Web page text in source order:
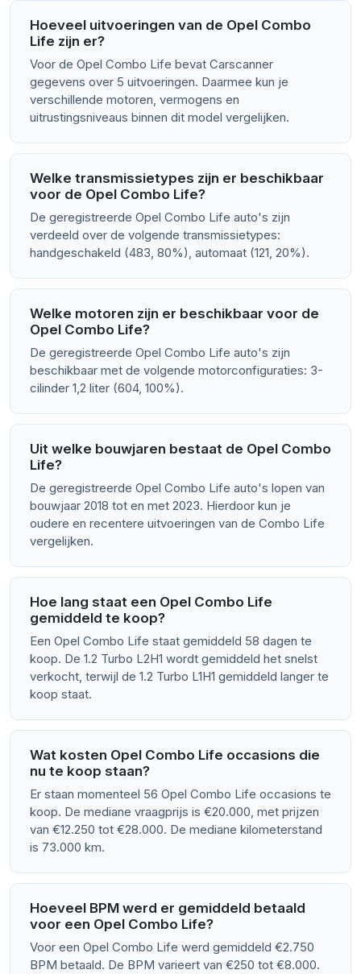
Hoeveel uitvoeringen van de Opel Combo
Life zijn er?
Voor de Opel Combo Life bevat Carscanner
gegevens over 5 uitvoeringen. Daarmee kun je
verschillende motoren, vermogens en
uitrustingsniveaus binnen dit model vergelijken.
Welke transmissietypes zijn er beschikbaar
voor de Opel Combo Life?
De geregistreerde Opel Combo Life auto's zijn
verdeeld over de volgende transmissietypes:
handgeschakeld (483, 80%), automaat (121, 20%).
Welke motoren zijn er beschikbaar voor de
Opel Combo Life?
De geregistreerde Opel Combo Life auto's zijn
beschikbaar met de volgende motorconfiguraties: 3-
cilinder 1,2 liter (604, 100%).
Uit welke bouwjaren bestaat de Opel Combo
Life?
De geregistreerde Opel Combo Life auto's lopen van
bouwjaar 2018 tot en met 2023. Hierdoor kun je
oudere en recentere uitvoeringen van de Combo Life
vergelijken.
Hoe lang staat een Opel Combo Life
gemiddeld te koop?
Een Opel Combo Life staat gemiddeld 58 dagen te
koop. De 1.2 Turbo L2H1 wordt gemiddeld het snelst
verkocht, terwijl de 1.2 Turbo L1H1 gemiddeld langer te
koop staat.
Wat kosten Opel Combo Life occasions die
nu te koop staan?
Er staan momenteel 56 Opel Combo Life occasions te
koop. De mediane vraagprijs is €20.000, met prijzen
van €12.250 tot €28.000. De mediane kilometerstand
is 73.000 km.
Hoeveel BPM werd er gemiddeld betaald
voor een Opel Combo Life?
Voor een Opel Combo Life werd gemiddeld €2.750
BPM betaald. De BPM varieert van €250 tot €8.000.